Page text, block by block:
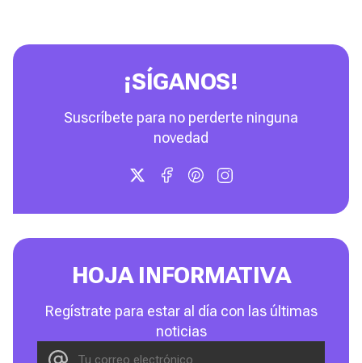
¡SÍGANOS!
Suscríbete para no perderte ninguna
novedad
HOJA INFORMATIVA
Regístrate para estar al día con las últimas
noticias